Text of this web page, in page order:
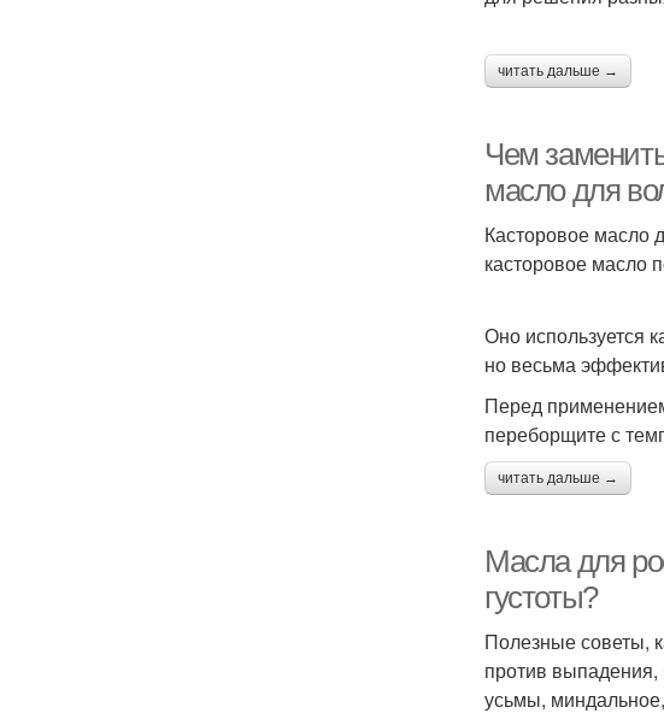
читать дальше →
Чем
масло для
Касторовое масло
касторовое масло
Оно используется
но весьма
Перед
переборщите с
читать дальше →
Масла для
густоты?
Полезные советы,
против
усьмы,